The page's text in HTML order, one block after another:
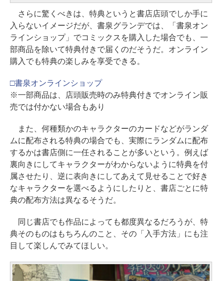
さらに驚くべきは、特典というと書店店頭でしか手に
入らないイメージだが、書泉グランデでは、「書泉オン
ラインショップ」でコミックスを購入した場合でも、一
部商品を除いて特典付きで届くのだそうだ。オンライン
購入でも特典の楽しみを享受できる。
□書泉オンラインショップ
※一部商品は、店頭販売時のみ特典付きでオンライン販
売では付かない場合もあり
また、何種類かのキャラクターのカードなどがランダ
ムに配布される特典の場合でも、実際にランダムに配布
するかは書店側に一任されることが多いという。例えば
裏向きにしてキャラクターがわからないように特典を付
属させたり、逆に表向きにしてあえて見せることで好き
なキャラクターを選べるようにしたりと、書店ごとに特
典の配布方法は異なるそうだ。
同じ書店でも作品によっても都度異なるだろうが、特
典そのものはもちろんのこと、その「入手方法」にも注
目して楽しんでみてほしい。